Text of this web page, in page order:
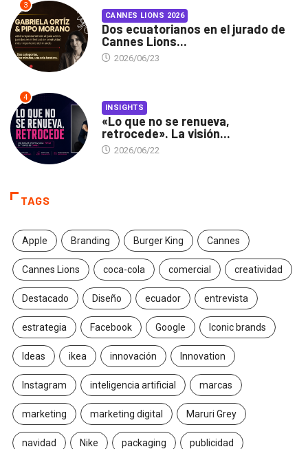
3
CANNES LIONS 2026
Dos ecuatorianos en el jurado de
Cannes Lions...
2026/06/23
4
INSIGHTS
«Lo que no se renueva,
retrocede». La visión...
2026/06/22
TAGS
Apple Branding Burger King Cannes
Cannes Lions coca-cola comercial creatividad
Destacado Diseño ecuador entrevista
estrategia Facebook Google Iconic brands
Ideas ikea innovación Innovation
Instagram inteligencia artificial marcas
marketing marketing digital Maruri Grey
navidad Nike packaging publicidad